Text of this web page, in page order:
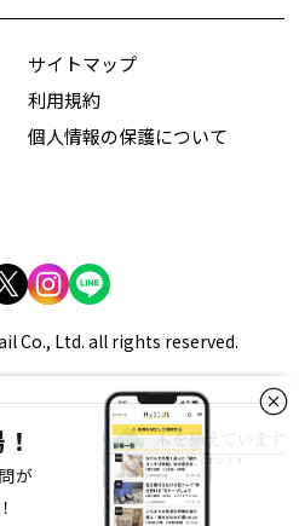
が
サイトマップ
利用規約
個人情報の保護について
Co., Ltd. all rights reserved.